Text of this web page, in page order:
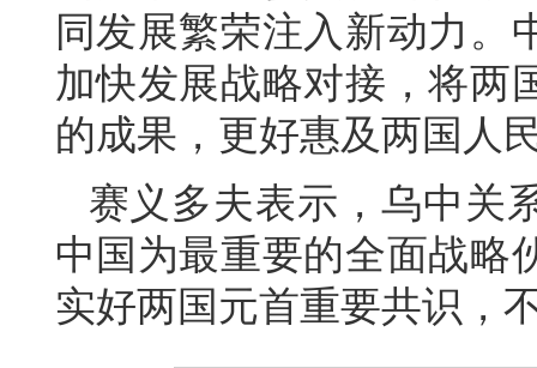
同发展繁荣注入新动力。
加快发展战略对接，将两
的成果，更好惠及两国人
赛义多夫表示，乌中关
中国为最重要的全面战略
实好两国元首重要共识，